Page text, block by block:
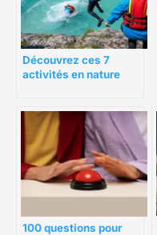
Découvrez ces 7
activités en nature
100 questions pour